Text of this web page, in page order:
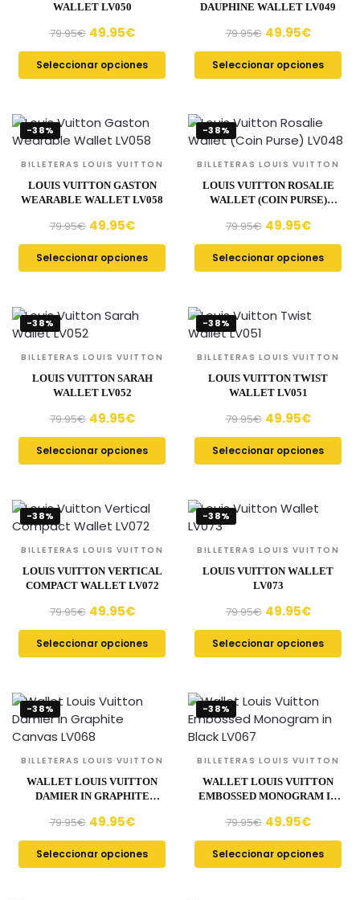
WALLET LV050
79.95€ 49.95€
Seleccionar opciones
DAUPHINE WALLET LV049
79.95€ 49.95€
Seleccionar opciones
-38%
BILLETERAS LOUIS VUITTON
LOUIS VUITTON GASTON
WEARABLE WALLET LV058
79.95€ 49.95€
Seleccionar opciones
-38%
BILLETERAS LOUIS VUITTON
LOUIS VUITTON ROSALIE
WALLET (COIN PURSE)
79.95€ 49.95€
Seleccionar opciones
-38%
BILLETERAS LOUIS VUITTON
LOUIS VUITTON SARAH
WALLET LV052
79.95€ 49.95€
Seleccionar opciones
-38%
BILLETERAS LOUIS VUITTON
LOUIS VUITTON TWIST
WALLET LV051
79.95€ 49.95€
Seleccionar opciones
-38%
BILLETERAS LOUIS VUITTON
LOUIS VUITTON VERTICAL
COMPACT WALLET LV072
79.95€ 49.95€
Seleccionar opciones
-38%
BILLETERAS LOUIS VUITTON
LOUIS VUITTON WALLET
LV073
79.95€ 49.95€
Seleccionar opciones
-38%
BILLETERAS LOUIS VUITTON
WALLET LOUIS VUITTON
DAMIER IN GRAPHITE
79.95€ 49.95€
Seleccionar opciones
-38%
BILLETERAS LOUIS VUITTON
WALLET LOUIS VUITTON
EMBOSSED MONOGRAM IN
79.95€ 49.95€
Seleccionar opciones